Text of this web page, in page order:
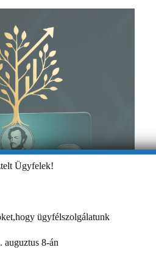
Ügyfelek!
ügyfélszolgálatunk
auguztus 8-án